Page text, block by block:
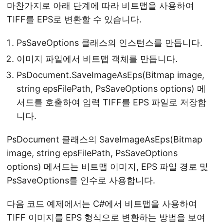
마찬가지로 아래 단계에 따라 비트맵을 사용하여
TIFF를 EPS로 변환할 수 있습니다.
PsSaveOptions 클래스의 인스턴스를 만듭니다.
이미지 파일에서 비트맵 객체를 만듭니다.
PsDocument.SaveImageAsEps(Bitmap image,
string epsFilePath, PsSaveOptions options) 메
서드를 호출하여 입력 TIFF를 EPS 파일로 저장합
니다.
PsDocument 클래스의 SaveImageAsEps(Bitmap
image, string epsFilePath, PsSaveOptions
options) 메서드는 비트맵 이미지, EPS 파일 경로 및
PsSaveOptions를 인수로 사용합니다.
다음 코드 예제에서는 C#에서 비트맵을 사용하여
TIFF 이미지를 EPS 형식으로 변환하는 방법을 보여